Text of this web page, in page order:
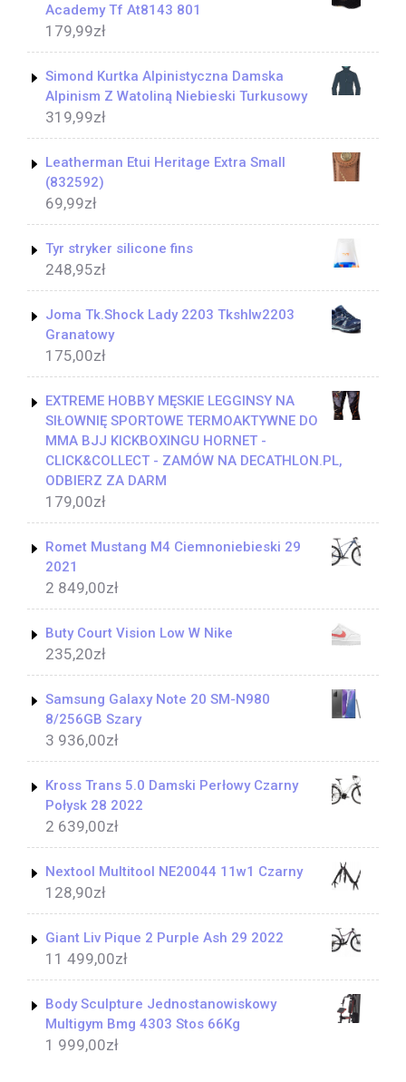
Academy Tf At8143 801
179,99zł
Simond Kurtka Alpinistyczna Damska
Alpinism Z Watoliną Niebieski Turkusowy
319,99zł
Leatherman Etui Heritage Extra Small
(832592)
69,99zł
Tyr stryker silicone fins
248,95zł
Joma Tk.Shock Lady 2203 Tkshlw2203
Granatowy
175,00zł
EXTREME HOBBY MĘSKIE LEGGINSY NA
SIŁOWNIĘ SPORTOWE TERMOAKTYWNE DO
MMA BJJ KICKBOXINGU HORNET -
CLICK&COLLECT - ZAMÓW NA DECATHLON.PL,
ODBIERZ ZA DARM
179,00zł
Romet Mustang M4 Ciemnoniebieski 29
2021
2 849,00zł
Buty Court Vision Low W Nike
235,20zł
Samsung Galaxy Note 20 SM-N980
8/256GB Szary
3 936,00zł
Kross Trans 5.0 Damski Perłowy Czarny
Połysk 28 2022
2 639,00zł
Nextool Multitool NE20044 11w1 Czarny
128,90zł
Giant Liv Pique 2 Purple Ash 29 2022
11 499,00zł
Body Sculpture Jednostanowiskowy
Multigym Bmg 4303 Stos 66Kg
1 999,00zł